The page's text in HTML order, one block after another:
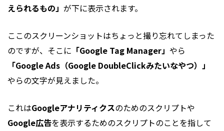
えられるもの」 が下に表示されます。
ここのスクリーンショットはちょっと撮り忘れてしまった
のですが、そこに 「Google Tag Manager」 やら
「Google Ads（Google DoubleClickみたいなやつ）」
やらの文字が見えました。
これはGoogleアナリティクスのためのスクリプトや
Google広告を表示するためのスクリプトのことを指して